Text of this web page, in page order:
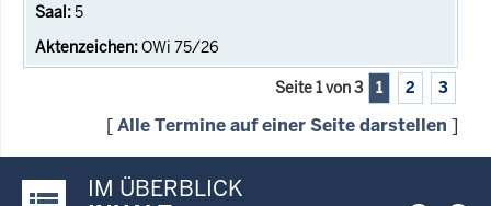
5
OWi 75/26
Seite 1 von 3 1 2 3
[Alle Termine auf einer Seite darstellen ]
Justiz-Portal im Überblick:
IM ÜBERBLICK